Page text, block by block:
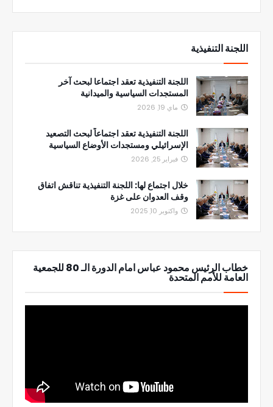
اللجنة التنفيذية
اللجنة التنفيذية تعقد اجتماعا لبحث آخر
المستجدات السياسية والميدانية
ماي 19, 2026
اللجنة التنفيذية تعقد اجتماعاً لبحث التصعيد
الإسرائيلي ومستجدات الأوضاع السياسية
فبراير 25, 2026
خلال اجتماع لها: اللجنة التنفيذية تناقش اتفاق
وقف العدوان على غزة
واكتوبر 10, 2025
خطاب الرئيس محمود عباس امام الدورة الـ 80 للجمعية
العامة للأمم المتحدة